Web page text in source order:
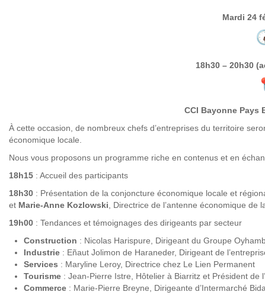
Mardi 24
18h30 – 20h30
CCI Bayonne Pays
À cette occasion, de nombreux chefs d’entreprises du territoire
économique locale.
Nous vous proposons un programme riche en contenus et en
18h15 : Accueil des participants
18h30 : Présentation de la conjoncture économique locale et
et Marie-Anne Kozlowski , Directrice de l’antenne économique
19h00 : Tendances et témoignages des dirigeants par secteur
Construction : Nicolas Harispure, Dirigeant du Groupe
Industrie : Eñaut Jolimon de Haraneder, Dirigeant de
Services : Maryline Leroy, Directrice chez Le Lien Permanent
Tourisme : Jean-Pierre Istre, Hôtelier à Biarritz et Président de
Commerce : Marie-Pierre Breyne, Dirigeante d’Intermarché